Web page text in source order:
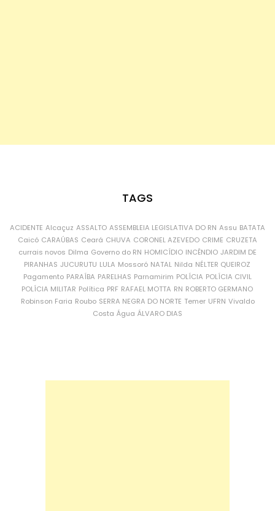
TAGS
ACIDENTE Alcaçuz ASSALTO ASSEMBLEIA LEGISLATIVA DO RN Assu BATATA
Caicó CARAÚBAS Ceará CHUVA CORONEL AZEVEDO CRIME CRUZETA
currais novos Dilma Governo do RN HOMICÍDIO INCÊNDIO JARDIM DE
PIRANHAS JUCURUTU LULA Mossoró NATAL Nilda NÉLTER QUEIROZ
Pagamento PARAÍBA PARELHAS Parnamirim POLÍCIA POLÍCIA CIVIL
POLÍCIA MILITAR Política PRF RAFAEL MOTTA RN ROBERTO GERMANO
Robinson Faria Roubo SERRA NEGRA DO NORTE Temer UFRN Vivaldo
Costa Água ÁLVARO DIAS